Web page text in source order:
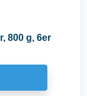
800 g, 6er